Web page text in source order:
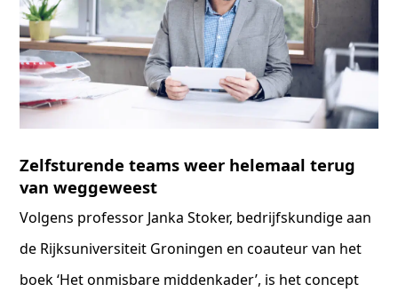
Zelfsturende teams weer helemaal terug
van weggeweest
Volgens professor Janka Stoker, bedrijfskundige aan
de Rijksuniversiteit Groningen en coauteur van het
boek ‘Het onmisbare middenkader’, is het concept